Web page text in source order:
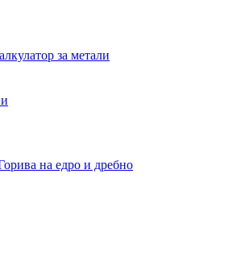
за метали
на едро и дребно